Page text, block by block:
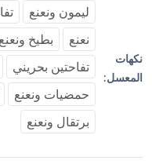
نكهات
المعسل:
ليمون ونعنع
نعنع
بطيخ ونعنع
تفاحتين بحريني
حمضيات ونعنع
برتقال ونعنع